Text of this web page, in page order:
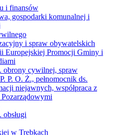
i finansów
gospodarki komunalnej i
i spraw obywatelskich
Europejskiej Promocji Gminy i
obrony cywilnej, spraw
P. O. Ż., pełnomocnik ds.
niejawnych, współpraca z
obsługi
w Trębkach